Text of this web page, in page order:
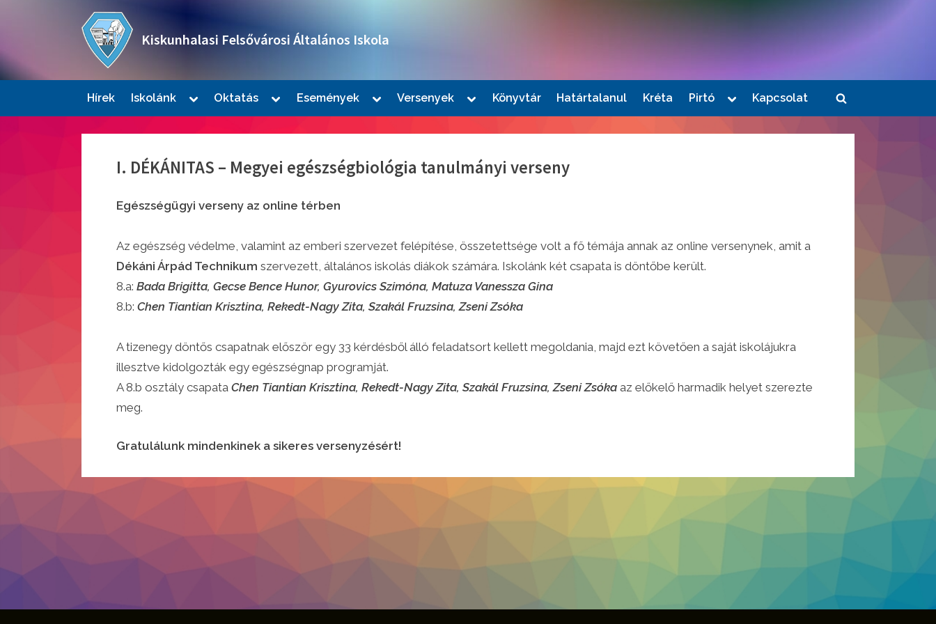
Kiskunhalasi Felsővárosi Általános Iskola
Hírek Iskolánk
Toggle
menu
Toggle
menu
Toggle
sub-
menu
Oktatás
Toggle
menu
Események
Toggle
menu
Versenyek
Toggle
menu
Könyvtár Határtalanul Kréta Pirtó
Toggle
menu
Kapcsolat
Toggle
I. DÉKÁNITAS – Megyei egészségbiológia tanulmányi verseny
Egészségügyi verseny az online térben
Az egészség védelme, valamint az emberi szervezet felépítése, összetettsége volt a fő témája annak az online versenynek, amit a
Dékáni Árpád Technikum szervezett, általános iskolás diákok számára. Iskolánk két csapata is döntőbe került.
8.a: Bada Brigitta, Gecse Bence Hunor, Gyurovics Szimóna, Matuza Vanessza Gina
8.b: Chen Tiantian Krisztina, Rekedt-Nagy Zita, Szakál Fruzsina, Zseni Zsóka
A tizenegy döntős csapatnak először egy 33 kérdésből álló feladatsort kellett megoldania, majd ezt követően a saját iskolájukra
illesztve kidolgozták egy egészségnap programját.
A 8.b osztály csapata Chen Tiantian Krisztina, Rekedt-Nagy Zita, Szakál Fruzsina, Zseni Zsóka az előkelő harmadik helyet szerezte
meg.
Gratulálunk mindenkinek a sikeres versenyzésért!